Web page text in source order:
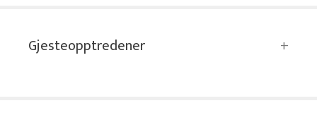
Gjesteopptredener